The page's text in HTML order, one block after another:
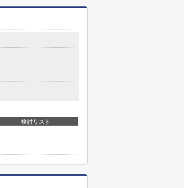
検討リスト